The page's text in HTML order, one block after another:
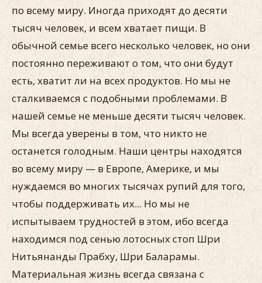
по всему миру. Иногда приходят до десяти
тысяч человек, и всем хватает пищи. В
обычной семье всего несколько человек, но они
постоянно переживают о том, что они будут
есть, хватит ли на всех продуктов. Но мы не
сталкиваемся с подобными проблемами. В
нашей семье не меньше десяти тысяч человек.
Мы всегда уверены в том, что никто не
останется голодным. Наши центры находятся
во всему миру — в Европе, Америке, и мы
нуждаемся во многих тысячах рупий для того,
чтобы поддерживать их... Но мы не
испытываем трудностей в этом, ибо всегда
находимся под сенью лотосных стоп Шри
Нитьянанды Прабху, Шри Баларамы.
Материальная жизнь всегда связана с